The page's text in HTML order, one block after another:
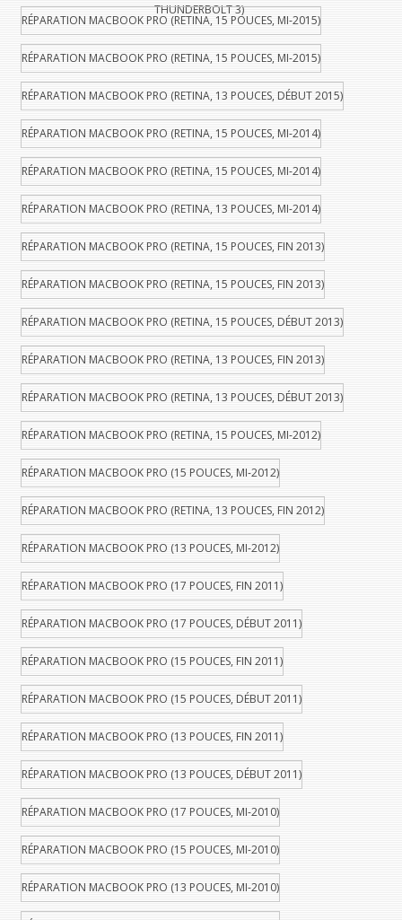
THUNDERBOLT 3)
RÉPARATION MACBOOK PRO (RETINA, 15 POUCES, MI-2015)
RÉPARATION MACBOOK PRO (RETINA, 15 POUCES, MI-2015)
RÉPARATION MACBOOK PRO (RETINA, 13 POUCES, DÉBUT 2015)
RÉPARATION MACBOOK PRO (RETINA, 15 POUCES, MI-2014)
RÉPARATION MACBOOK PRO (RETINA, 15 POUCES, MI-2014)
RÉPARATION MACBOOK PRO (RETINA, 13 POUCES, MI-2014)
RÉPARATION MACBOOK PRO (RETINA, 15 POUCES, FIN 2013)
RÉPARATION MACBOOK PRO (RETINA, 15 POUCES, FIN 2013)
RÉPARATION MACBOOK PRO (RETINA, 15 POUCES, DÉBUT 2013)
RÉPARATION MACBOOK PRO (RETINA, 13 POUCES, FIN 2013)
RÉPARATION MACBOOK PRO (RETINA, 13 POUCES, DÉBUT 2013)
RÉPARATION MACBOOK PRO (RETINA, 15 POUCES, MI-2012)
RÉPARATION MACBOOK PRO (15 POUCES, MI-2012)
RÉPARATION MACBOOK PRO (RETINA, 13 POUCES, FIN 2012)
RÉPARATION MACBOOK PRO (13 POUCES, MI-2012)
RÉPARATION MACBOOK PRO (17 POUCES, FIN 2011)
RÉPARATION MACBOOK PRO (17 POUCES, DÉBUT 2011)
RÉPARATION MACBOOK PRO (15 POUCES, FIN 2011)
RÉPARATION MACBOOK PRO (15 POUCES, DÉBUT 2011)
RÉPARATION MACBOOK PRO (13 POUCES, FIN 2011)
RÉPARATION MACBOOK PRO (13 POUCES, DÉBUT 2011)
RÉPARATION MACBOOK PRO (17 POUCES, MI-2010)
RÉPARATION MACBOOK PRO (15 POUCES, MI-2010)
RÉPARATION MACBOOK PRO (13 POUCES, MI-2010)